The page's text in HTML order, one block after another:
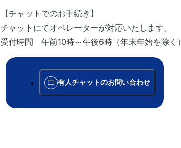
【チャットでのお手続き】
チャットにてオペレーターが対応いたします。
受付時間 午前10時～午後6時（年末年始を除く）